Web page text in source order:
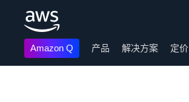
Amazon Q 产品 解决方案 定价